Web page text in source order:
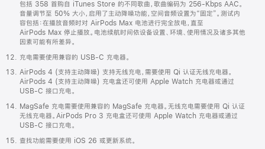
包括 358 首购自 iTunes Store 的不同歌曲，歌曲编码为 256-Kbps AAC。
音量调节至 50% 大小，启用了主动降噪功能，空间音频设置为“固定”。测试内
容包括：在播放音频时对 AirPods Max 电池进行完全放电，直至
AirPods Max 停止播放。电池续航时间依设备设置、环境、使用情况及诸多其他
因素可能有所差异。
充电需要使用兼容的 USB-C 充电器。
AirPods 4 (支持主动降噪) 支持无线充电，需要使用 Qi 认证无线充电器。
AirPods 4 (支持主动降噪) 充电盒还可使用 Apple Watch 充电器或通过
USB-C 接口充电。
MagSafe 充电需要使用兼容的 MagSafe 充电器。无线充电需要使用 Qi 认证
无线充电器。AirPods Pro 3 充电盒还可使用 Apple Watch 充电器或通过
USB-C 接口充电。
查找功能需要使用 iOS 26 或更新系统。